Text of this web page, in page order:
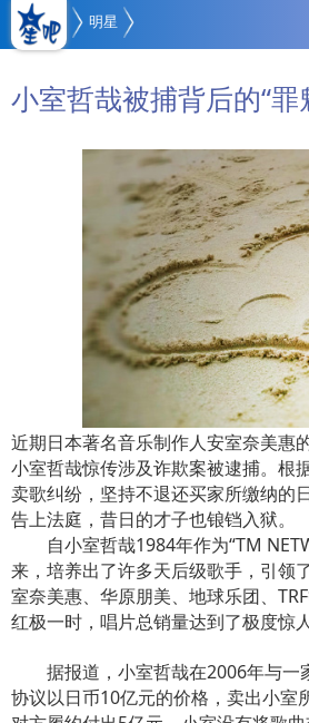
明星
小室哲哉被捕背后的“罪
近期日本著名音乐制作人安室奈美惠
小室哲哉惊传涉及诈欺案被逮捕。根
卖歌纠纷，坚持不退还买家所缴纳的
告上法庭，昔日的才子也锒铛入狱
自小室哲哉1984年作为“TM
来，培养出了许多天后级歌手，引领
室奈美惠、华原朋美、地球乐团、
红极一时，唱片总销量达到了极度惊
据报道，小室哲哉在2006年与一
协议以日币10亿元的价格，卖出小室